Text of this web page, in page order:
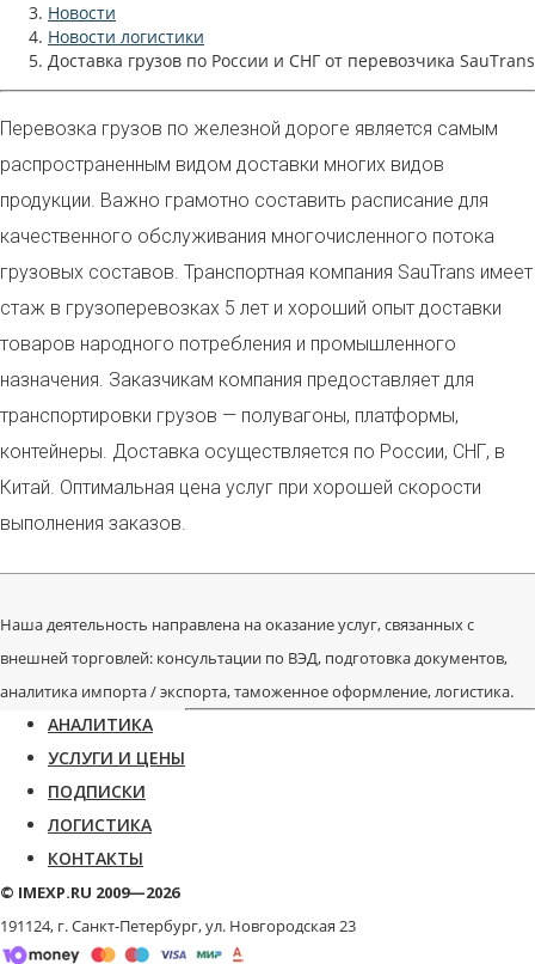
Новости
Новости логистики
Доставка грузов по России и СНГ от перевозчика SauTrans
Перевозка грузов по железной дороге является самым
распространенным видом доставки многих видов
продукции. Важно грамотно составить расписание для
качественного обслуживания многочисленного потока
грузовых составов. Транспортная компания SauTrans имеет
стаж в грузоперевозках 5 лет и хороший опыт доставки
товаров народного потребления и промышленного
назначения. Заказчикам компания предоставляет для
транспортировки грузов — полувагоны, платформы,
контейнеры. Доставка осуществляется по России, СНГ, в
Китай. Оптимальная цена услуг при хорошей скорости
выполнения заказов.
Наша деятельность направлена на оказание услуг, связанных с
внешней торговлей: консультации по ВЭД, подготовка документов,
аналитика импорта / экспорта, таможенное оформление, логистика.
АНАЛИТИКА
УСЛУГИ И ЦЕНЫ
ПОДПИСКИ
ЛОГИСТИКА
КОНТАКТЫ
© IMEXP.RU 2009—2026
191124, г. Санкт-Петербург,ул. Новгородская 23